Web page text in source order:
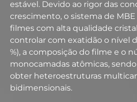
estável. Devido ao rigor das
crescimento, o sistema de
filmes com alta qualidade
controlar com exatidão o nível
%), a composição do filme e o
monocamadas atômicas,
obter heteroestruturas
bidimensionais.